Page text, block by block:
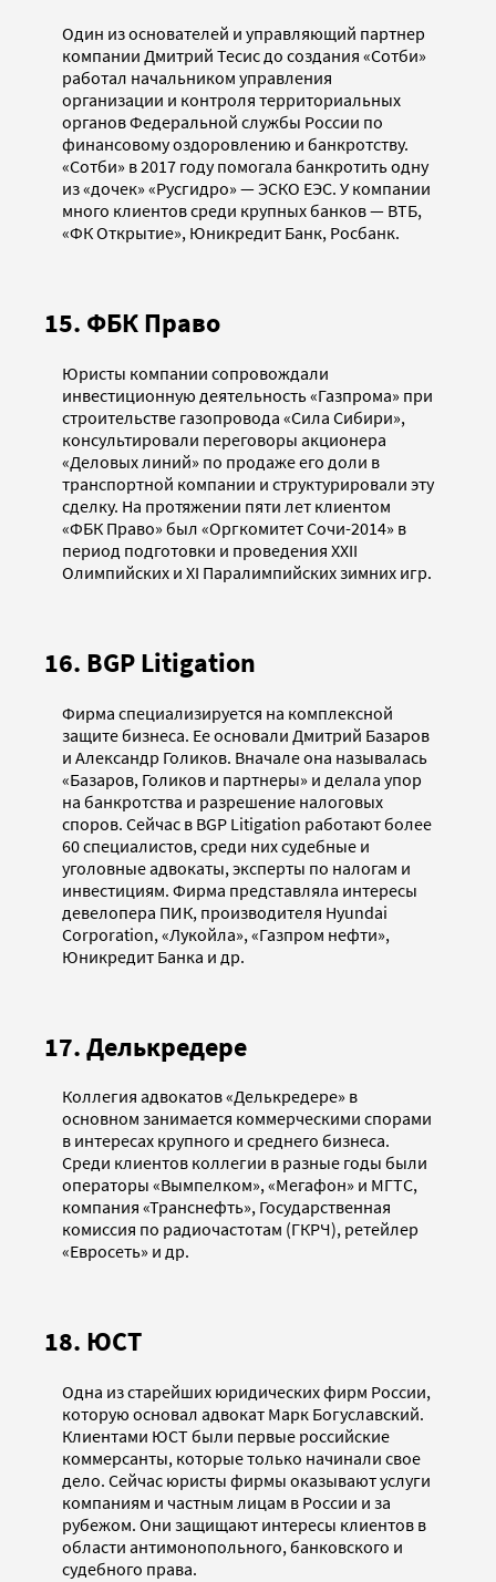
Один из основателей и управляющий партнер
компании Дмитрий Тесис до создания «Сотби»
работал начальником управления
организации и контроля территориальных
органов Федеральной службы России по
финансовому оздоровлению и банкротству.
«Сотби» в 2017 году помогала банкротить одну
из «дочек» «Русгидро» — ЭСКО ЕЭС. У компании
много клиентов среди крупных банков — ВТБ,
«ФК Открытие», Юникредит Банк, Росбанк.
15. ФБК Право
Юристы компании сопровождали
инвестиционную деятельность «Газпрома» при
строительстве газопровода «Сила Сибири»,
консультировали переговоры акционера
«Деловых линий» по продаже его доли в
транспортной компании и структурировали эту
сделку. На протяжении пяти лет клиентом
«ФБК Право» был «Оргкомитет Сочи-2014» в
период подготовки и проведения XXII
Олимпийских и XI Паралимпийских зимних игр.
16. BGP Litigation
Фирма специализируется на комплексной
защите бизнеса. Ее основали Дмитрий Базаров
и Александр Голиков. Вначале она называлась
«Базаров, Голиков и партнеры» и делала упор
на банкротства и разрешение налоговых
споров. Сейчас в BGP Litigation работают более
60 специалистов, среди них судебные и
уголовные адвокаты, эксперты по налогам и
инвестициям. Фирма представляла интересы
девелопера ПИК, производителя Hyundai
Corporation, «Лукойла», «Газпром нефти»,
Юникредит Банка и др.
17. Делькредере
Коллегия адвокатов «Делькредере» в
основном занимается коммерческими спорами
в интересах крупного и среднего бизнеса.
Среди клиентов коллегии в разные годы были
операторы «Вымпелком», «Мегафон» и МГТС,
компания «Транснефть», Государственная
комиссия по радиочастотам (ГКРЧ), ретейлер
«Евросеть» и др.
18. ЮСТ
Одна из старейших юридических фирм России,
которую основал адвокат Марк Богуславский.
Клиентами ЮСТ были первые российские
коммерсанты, которые только начинали свое
дело. Сейчас юристы фирмы оказывают услуги
компаниям и частным лицам в России и за
рубежом. Они защищают интересы клиентов в
области антимонопольного, банковского и
судебного права.